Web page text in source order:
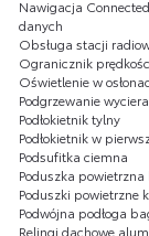
Nawigacja
danych
Obsługa stacji
Ogranicznik
Oświetlenie w
Podgrzewanie
Podłokietnik tylny
Podłokietnik w
Podsufitka ciemna
Poduszka
Poduszki powietrzne
Podwójna podłoga
Relingi dachowe